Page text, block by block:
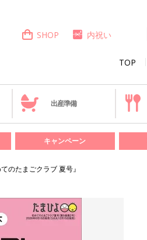
TOP
SHOP 内祝い
出産準備
キャンペーン
のたまごクラブ 夏号』